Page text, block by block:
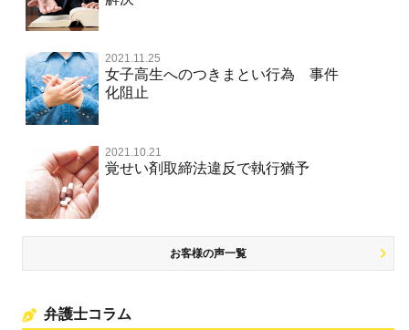
住居侵入等
名誉棄損・侮辱
著作権法違反・商標法違反
放火・失火
名誉棄損罪・侮辱
2021.11.25
女子高生へのつきまとい行為 事件
化阻止
2021.10.21
覚せい剤取締法違反で執行猶予
お客様の声一覧
弁護士コラム